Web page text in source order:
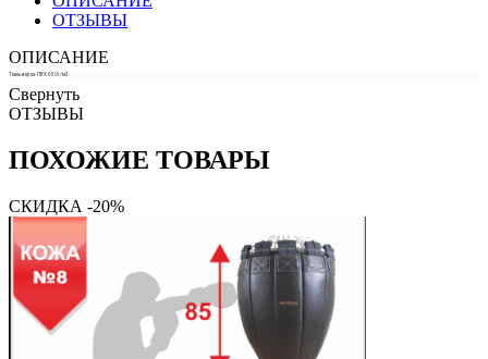
ОТЗЫВЫ
ОПИСАНИЕ
Ткань верха- ПВХ 650г/м2.
Свернуть
ОТЗЫВЫ
ПОХОЖИЕ ТОВАРЫ
СКИДКА -20%